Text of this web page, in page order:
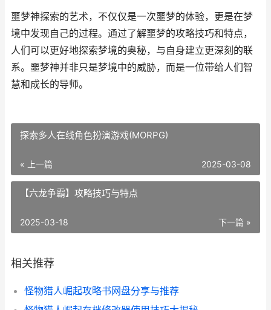
噩梦神探索的艺术，不仅仅是一次噩梦的体验，更是在梦
境中发现自己的过程。通过了解噩梦的攻略技巧和特点，
人们可以更好地探索梦境的奥秘，与自身建立更深刻的联
系。噩梦神并非只是梦境中的威胁，而是一位带给人们智
慧和成长的导师。
探索多人在线角色扮演游戏(MORPG)
« 上一篇 2025-03-08
【六龙争霸】攻略技巧与特点
下一篇 »
2025-03-18
相关推荐
怪物猎人崛起攻略书网盘分享与推荐